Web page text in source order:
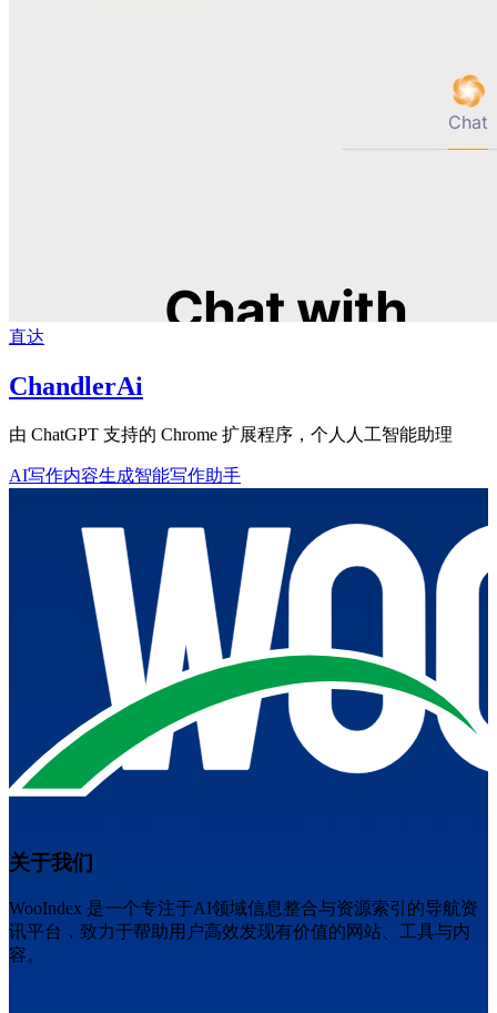
直达
ChandlerAi
由 ChatGPT 支持的 Chrome 扩展程序，个人人工智能助理
AI写作内容生成智能写作助手
关于我们
WooIndex 是一个专注于AI领域信息整合与资源索引的导航资
讯平台，致力于帮助用户高效发现有价值的网站、工具与内
容。